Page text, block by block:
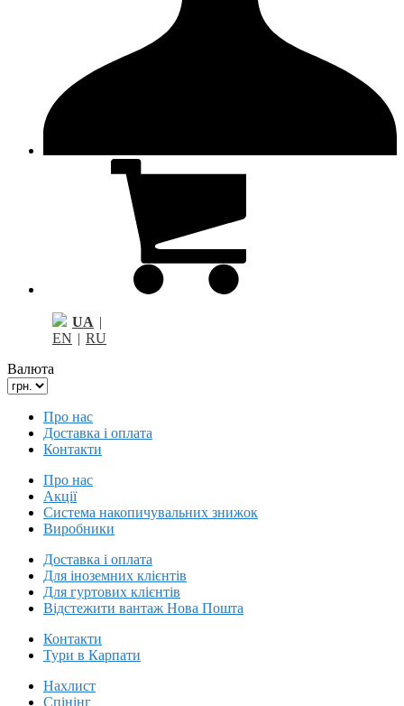
UA |
EN | RU
Валюта
Про нас
Доставка і оплата
Контакти
Про нас
Акції
Система накопичувальних знижок
Виробники
Доставка і оплата
Для іноземних клієнтів
Для гуртових клієнтів
Відстежити вантаж Нова Пошта
Контакти
Тури в Карпати
Нахлист
Спінінг